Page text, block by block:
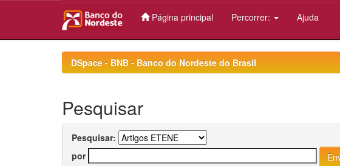
Página principal Percorrer: Ajuda
DSpace - BNB - Banco do Nordeste do Brasil
Pesquisar
Pesquisar:
por